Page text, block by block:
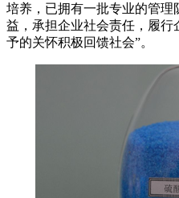
培养，已拥有一批专业的管
益，承担企业社会责任，履行
予的关怀积极回馈社会”。